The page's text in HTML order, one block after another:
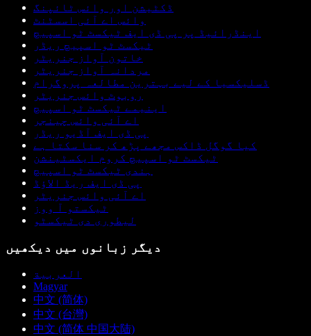
ڈکٹیشن اور وائس ٹائپنگ
وائس اے آئی اسسٹنٹ
اینڈرائیڈ پر پی ڈی ایف ٹیکسٹ ٹو اسپیچ
ٹیکسٹ ٹو اسپیچ ریڈر
خاتون آواز جنریٹر
مردانہ آواز جنریٹر
ڈسلیکسیا کے لیے بہترین مطالعہ پروگرام
روبوٹ وائس جنریٹر
اینیمے ٹیکسٹ ٹو اسپیچ
اے آئی وائس چینجر
پی ڈی ایف آڈیو ریڈر
کیا گوگل ڈاکس مجھے پڑھ کر سنا سکتا ہے
ٹیکسٹ ٹو اسپیچ کروم ایکسٹینشن
ہندی ٹیکسٹ ٹو اسپیچ
پی ڈی ایف ریڈ الاؤڈ
اے آئی وائس جنریٹر
ٹیکستو آ ووز
لیطوری دی ٹیکسٹو
دیگر زبانوں میں دیکھیں
العربية
Magyar
中文 (简体)
中文 (台灣)
中文 (简体 中国大陆)